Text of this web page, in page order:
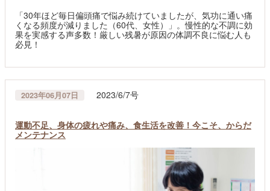
「30年ほど毎日偏頭痛で悩み続けていましたが、気功に通い痛
くなる頻度が減りました（60代、女性）」。慢性的な不調に効
果を実感する声多数！厳しい残暑が原因の体調不良に悩む人も
必見！
2023年06月07日 2023/6/7号
運動不足、身体の疲れや痛み、食生活を改善！今こそ、からだ
メンテナンス